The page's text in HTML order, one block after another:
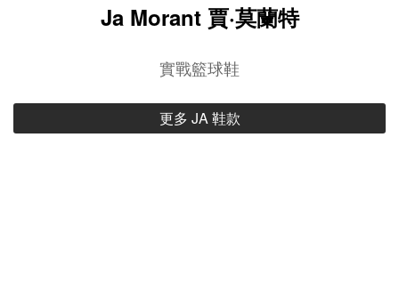
Ja Morant 賈·莫蘭特
實戰籃球鞋
更多 JA 鞋款